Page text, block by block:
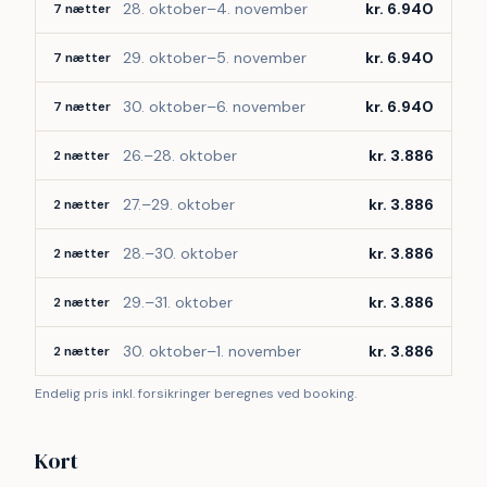
7 nætter 28. oktober–4. november kr. 6.940
7 nætter 29. oktober–5. november kr. 6.940
7 nætter 30. oktober–6. november kr. 6.940
2 nætter 26.–28. oktober kr. 3.886
2 nætter 27.–29. oktober kr. 3.886
2 nætter 28.–30. oktober kr. 3.886
2 nætter 29.–31. oktober kr. 3.886
2 nætter 30. oktober–1. november kr. 3.886
Endelig pris inkl. forsikringer beregnes ved booking.
Kort